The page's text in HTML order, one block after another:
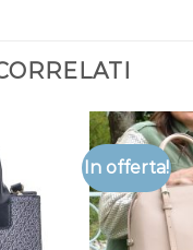
In offerta!